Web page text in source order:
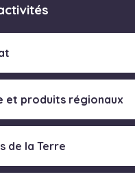
et produits régionaux
de la Terre